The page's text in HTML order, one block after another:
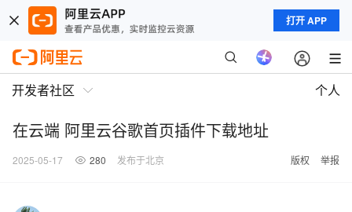
打开 APP
开发者社区 个人
在云端 阿里云谷歌首页插件下载地址
2025-05-17 280 发布于北京 版权 举报